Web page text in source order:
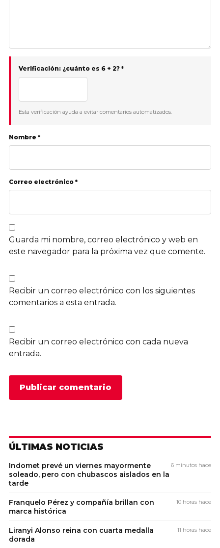
Verificación: ¿cuánto es 6 + 2? *
Esta verificación ayuda a evitar comentarios automatizados.
Nombre *
Correo electrónico *
Guarda mi nombre, correo electrónico y web en
este navegador para la próxima vez que comente.
Recibir un correo electrónico con los siguientes
comentarios a esta entrada.
Recibir un correo electrónico con cada nueva
entrada.
ÚLTIMAS NOTICIAS
Indomet prevé un viernes mayormente
soleado, pero con chubascos aislados en la
tarde
6 minutos hace
Franquelo Pérez y compañía brillan con
marca histórica
10 horas hace
Liranyi Alonso reina con cuarta medalla
dorada
11 horas hace